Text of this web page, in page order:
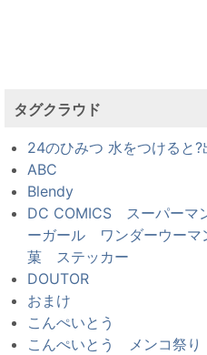
タグクラウド
24のひみつ 水をつけると?
ABC
Blendy
DC COMICS スーパー
ーガール ワンダーウー
菓 ステッカー
DOUTOR
おまけ
こんぺいとう
こんぺいとう メンコ祭